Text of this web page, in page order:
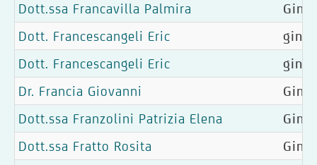
Dott.ssa Francavilla Palmira
Dott. Francescangeli Eric
Dott. Francescangeli Eric
Dr. Francia Giovanni
Dott.ssa Franzolini Patrizia Elena
Dott.ssa Fratto Rosita